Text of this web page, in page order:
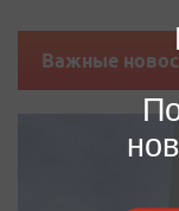
Важные